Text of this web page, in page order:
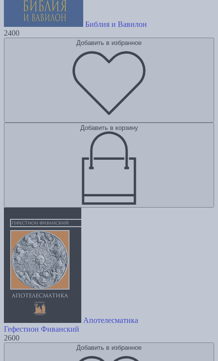
Библия и Вавилон
2400
Добавить в избранное
Добавить в корзину
Апотелесматика
Гефестион Фиванский
2600
Добавить в избранное